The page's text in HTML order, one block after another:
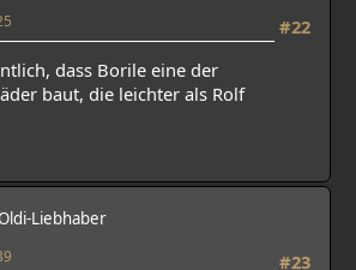
#22
dass Borile eine der
baut, die leichter als Rolf
Liebhaber
#23